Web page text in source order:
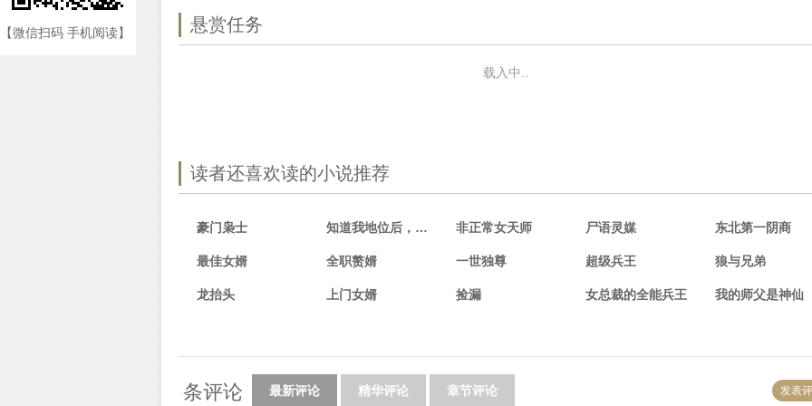
悬赏任务
载入中..
读者还喜欢读的小说推荐
豪门枭士 知道我地位后，前妻悔哭了 非正常女天师 尸语灵媒 东北第一阴商
最佳女婿 全职赘婿 一世独尊 超级兵王 狼与兄弟
龙抬头 上门女婿 捡漏 女总裁的全能兵王 我的师父是神仙
发表
条评论 最新评论 精华评论 章节评论
【微信扫码 手机阅读】